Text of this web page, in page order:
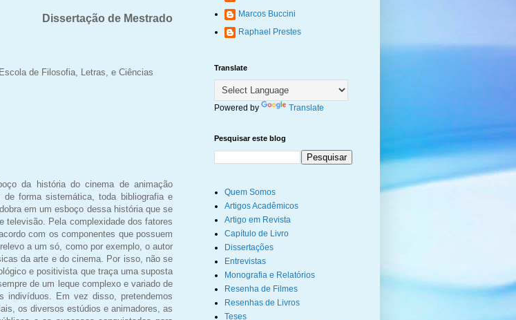
Dissertação de Mestrado
de Filosofia, Letras, e Ciências
da história do cinema de animação
forma sistemática, toda bibliografia e
em um esboço dessa história que se
televisão. Pela complexidade dos fatores
com os componentes que possuem
a um só, como por exemplo, o autor
da arte e do cinema. Por isso, não se
e positivista que traça uma suposta
de um leque complexo e variado de
indivíduos. Em vez disso, pretendemos
os diversos estúdios e animadores, as
Marcos Buccini
Raphael Prestes
Translate
Powered by Translate
Pesquisar este blog
Quem Somos
Artigos Acadêmicos
Artigo em Revista
Capítulo de Livro
Dissertações
Entrevistas
Monografia e Relatórios
Resenha de Filmes
Resenhas de Livros
Teses